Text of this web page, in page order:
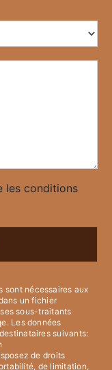
les conditions
sont nécessaires aux
un fichier
sous-traitants
Les données
suivants:
de droits
de limitation,